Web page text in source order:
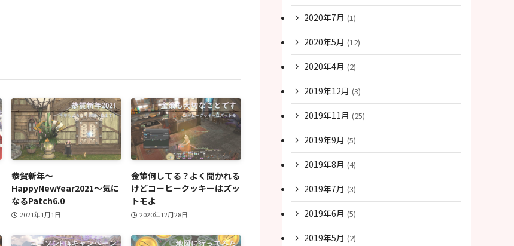
恭賀新年～
HappyNewYear2021～気に
なるPatch6.0
2021年1月1日
金策何してる？よく聞かれる
けどコーヒークッキーはズッ
トモよ
2020年12月28日
2020年7月 (1)
2020年5月 (12)
2020年4月 (2)
2019年12月 (3)
2019年11月 (25)
2019年9月 (5)
2019年8月 (4)
2019年7月 (3)
2019年6月 (5)
2019年5月 (2)